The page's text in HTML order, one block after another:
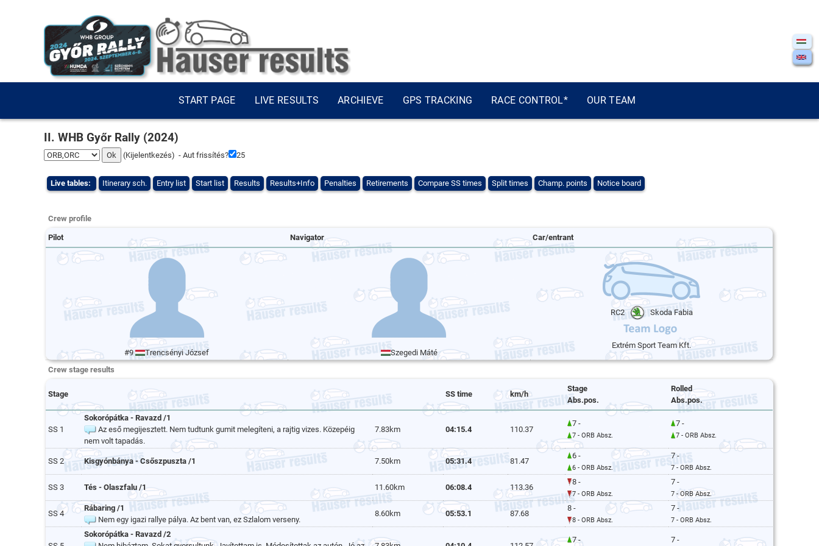
START PAGE LIVE RESULTS ARCHIEVE GPS TRACKING RACE CONTROL* OUR TEAM
II. WHB Győr Rally (2024)
(Kijelentkezés) - Aut frissítés? 25
Live tables: Itinerary sch. Entry list Start list Results Results+Info Penalties Retirements Compare SS times Split times Champ. points Notice board
Crew profile
Pilot Navigator Car/entrant
#9 Trencsényi József Szegedi Máté
RC2 Skoda Fabia
Extrém Sport Team Kft.
Crew stage results
Stage SS time km/h
Stage
Abs.pos.
Rolled
Abs.pos.
SS 1
Sokorópátka - Ravazd /1
Az eső megijesztett. Nem tudtunk gumit melegíteni, a rajtig vizes. Közepéig
nem volt tapadás.
7.83km 04:15.4 110.37
7 -
7 - ORB Absz.
7 -
7 - ORB Absz.
SS 2 Kisgyónbánya - Csőszpuszta /1 7.50km 05:31.4 81.47
6 -
6 - ORB Absz.
7 -
7 - ORB Absz.
SS 3 Tés - Olaszfalu /1 11.60km 06:08.4 113.36
8 -
7 - ORB Absz.
7 -
7 - ORB Absz.
SS 4
Rábaring /1
Nem egy igazi rallye pálya. Az bent van, ez Szlalom verseny.
8.60km 05:53.1 87.68
8 -
8 - ORB Absz.
7 -
7 - ORB Absz.
Sokorópátka - Ravazd /2
7 - 7 -